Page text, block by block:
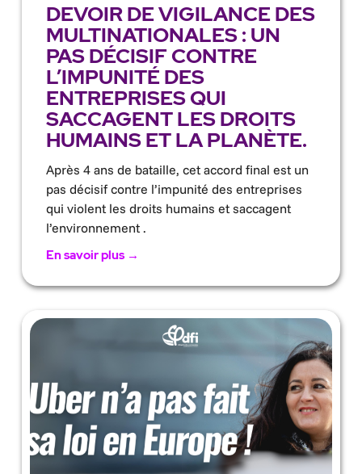
DEVOIR DE VIGILANCE DES
MULTINATIONALES : UN
PAS DÉCISIF CONTRE
L’IMPUNITÉ DES
ENTREPRISES QUI
SACCAGENT LES DROITS
HUMAINS ET LA PLANÈTE.
Après 4 ans de bataille, cet accord final est un
pas décisif contre l’impunité des entreprises
qui violent les droits humains et saccagent
l’environnement .
En savoir plus →